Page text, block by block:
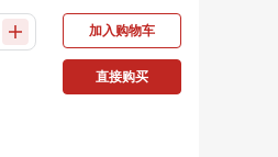
加入购物车
直接购买